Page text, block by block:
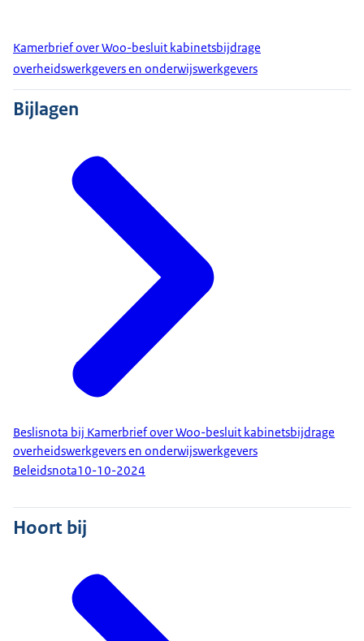
Kamerbrief over Woo-besluit kabinetsbijdrage
overheidswerkgevers en onderwijswerkgevers
Bijlagen
Beslisnota bij Kamerbrief over Woo-besluit kabinetsbijdrage
overheidswerkgevers en onderwijswerkgevers
Beleidsnota10-10-2024
Hoort bij